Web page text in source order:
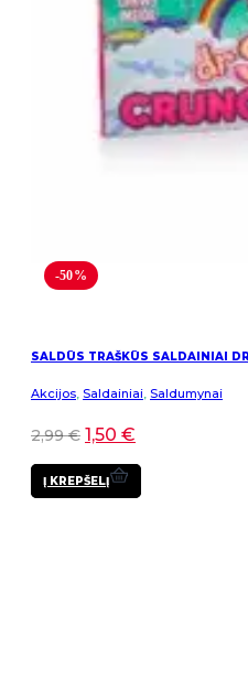
-50%
SALDŪS TRAŠKŪS SALDAINIAI
Akcijos, Saldainiai, Saldumynai
2,99€ 1,50 €
Į KREPŠELĮ